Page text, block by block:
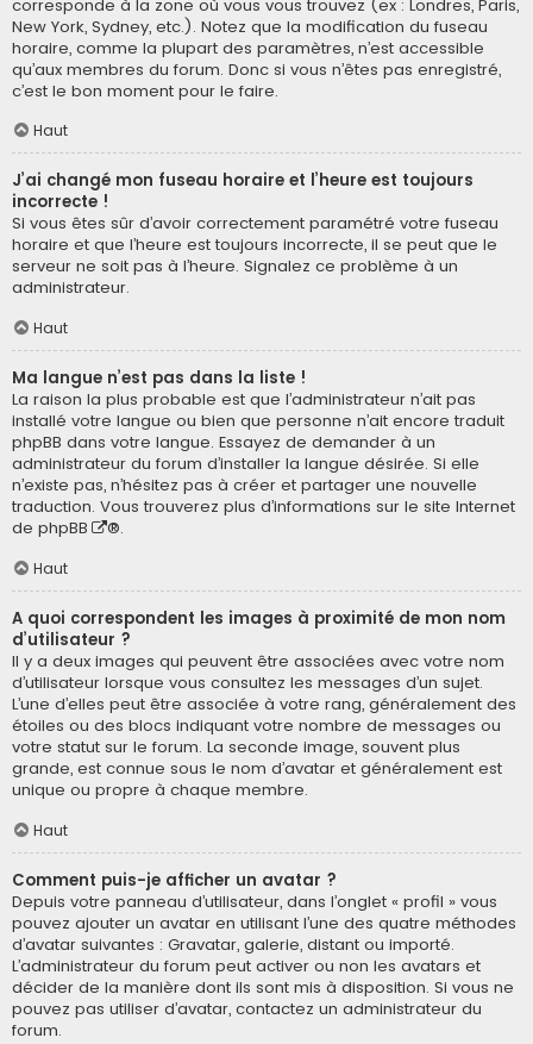
corresponde à la zone où vous vous trouvez (ex : Londres, Paris,
New York, Sydney, etc.). Notez que la modification du fuseau
horaire, comme la plupart des paramètres, n’est accessible
qu’aux membres du forum. Donc si vous n’êtes pas enregistré,
c’est le bon moment pour le faire.
Haut
J’ai changé mon fuseau horaire et l’heure est toujours
incorrecte !
Si vous êtes sûr d’avoir correctement paramétré votre fuseau
horaire et que l’heure est toujours incorrecte, il se peut que le
serveur ne soit pas à l’heure. Signalez ce problème à un
administrateur.
Haut
Ma langue n’est pas dans la liste !
La raison la plus probable est que l’administrateur n’ait pas
installé votre langue ou bien que personne n’ait encore traduit
phpBB dans votre langue. Essayez de demander à un
administrateur du forum d’installer la langue désirée. Si elle
n’existe pas, n’hésitez pas à créer et partager une nouvelle
traduction. Vous trouverez plus d’informations sur le site Internet
de phpBB ®.
Haut
A quoi correspondent les images à proximité de mon nom
d’utilisateur ?
Il y a deux images qui peuvent être associées avec votre nom
d’utilisateur lorsque vous consultez les messages d’un sujet.
L’une d’elles peut être associée à votre rang, généralement des
étoiles ou des blocs indiquant votre nombre de messages ou
votre statut sur le forum. La seconde image, souvent plus
grande, est connue sous le nom d’avatar et généralement est
unique ou propre à chaque membre.
Haut
Comment puis-je afficher un avatar ?
Depuis votre panneau d’utilisateur, dans l’onglet « profil » vous
pouvez ajouter un avatar en utilisant l’une des quatre méthodes
d’avatar suivantes : Gravatar, galerie, distant ou importé.
L’administrateur du forum peut activer ou non les avatars et
décider de la manière dont ils sont mis à disposition. Si vous ne
pouvez pas utiliser d’avatar, contactez un administrateur du
forum.